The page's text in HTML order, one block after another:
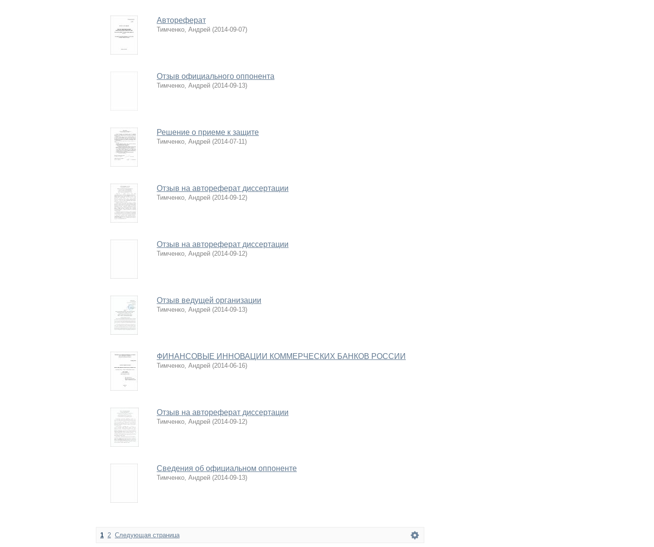
Автореферат
Тимченко, Андрей (2014-09-07)
Отзыв официального оппонента
Тимченко, Андрей (2014-09-13)
Решение о приеме к защите
Тимченко, Андрей (2014-07-11)
Отзыв на автореферат диссертации
Тимченко, Андрей (2014-09-12)
Отзыв на автореферат диссертации
Тимченко, Андрей (2014-09-12)
Отзыв ведущей организации
Тимченко, Андрей (2014-09-13)
ФИНАНСОВЫЕ ИННОВАЦИИ КОММЕРЧЕСКИХ БАНКОВ РОССИИ
Тимченко, Андрей (2014-06-16)
Отзыв на автореферат диссертации
Тимченко, Андрей (2014-09-12)
Сведения об официальном оппоненте
Тимченко, Андрей (2014-09-13)
1 2 Следующая страница